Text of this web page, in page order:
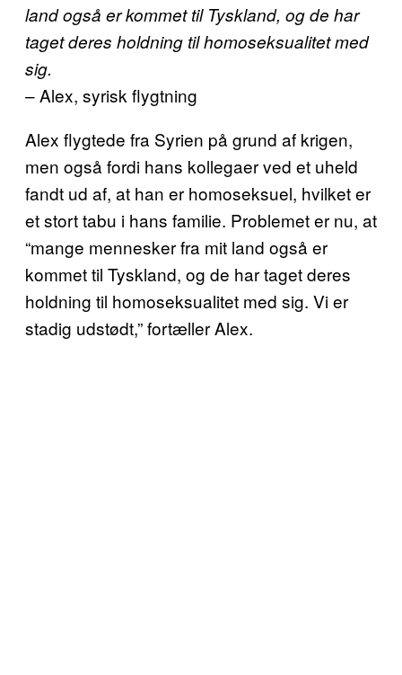
land også er kommet til Tyskland, og de har
taget deres holdning til homoseksualitet med
sig.
– Alex, syrisk flygtning
Alex flygtede fra Syrien på grund af krigen,
men også fordi hans kollegaer ved et uheld
fandt ud af, at han er homoseksuel, hvilket er
et stort tabu i hans familie. Problemet er nu, at
“mange mennesker fra mit land også er
kommet til Tyskland, og de har taget deres
holdning til homoseksualitet med sig. Vi er
stadig udstødt,” fortæller Alex.